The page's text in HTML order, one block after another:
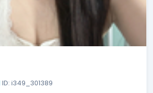
ID: i349_301389